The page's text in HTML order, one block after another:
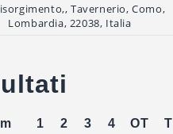
Tavernerio, Como,
Lombardia, 22038, Italia
1 2 3 4 OT T